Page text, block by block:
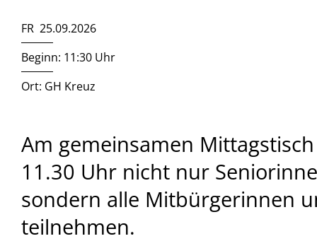
FR 25.09.2026
Beginn: 11:30 Uhr
Ort: GH Kreuz
Am gemeinsamen
11.30 Uhr nicht nur
sondern alle Mitbürgerinnen
teilnehmen.